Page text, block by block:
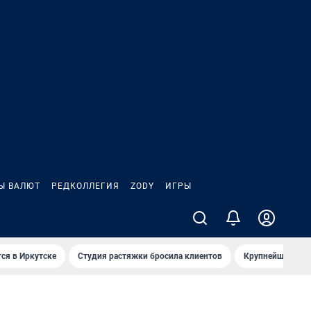
ВАЛЮТ РЕДКОЛЛЕГИЯ ZODY ИГРЫ
в Иркутске Студия растяжки бросила клиентов Крупнейшие